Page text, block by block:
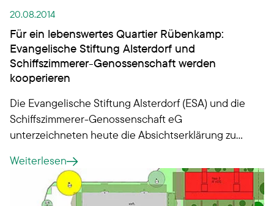
20.08.2014
Für ein lebenswertes Quartier Rübenkamp:
Evangelische Stiftung Alsterdorf und
Schiffszimmerer-Genossenschaft werden
kooperieren
Die Evangelische Stiftung Alsterdorf (ESA) und die
Schiffszimmerer-Genossenschaft eG
unterzeichneten heute die Absichtserklärung zu
Wohnviertel wird mindestens noch bis zum Jahr
2025 durch Hamburgs älteste
Wohnungsbaugenossenschaft erneuert.
Weiterlesen